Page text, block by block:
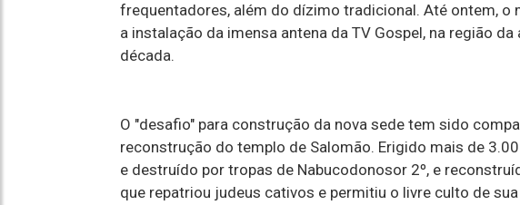
frequentadores, além do dízimo tradicional. Até ontem,
a instalação da imensa antena da TV Gospel, na região
década.
O "desafio" para construção da nova sede tem sido
reconstrução do templo de Salomão. Erigido mais de
e destruído por tropas de Nabucodonosor 2º, e
que repatriou judeus cativos e permitiu o livre culto de